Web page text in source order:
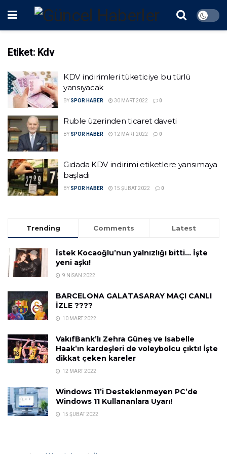
Etiket: Kdv
KDV indirimleri tüketiciye bu türlü
yansıyacak
BY SPOR HABER 30 MART 2022 0
Ruble üzerinden ticaret daveti
BY SPOR HABER 12 MART 2022 0
Gıdada KDV indirimi etiketlere yansımaya
başladı
BY SPOR HABER 15 ŞUBAT 2022 0
Trending Comments Latest
İstek Kocaoğlu’nun yalnızlığı bitti… İşte
yeni aşkı!
9 NISAN 2022
BARCELONA GALATASARAY MAÇI CANLI
İZLE ????
10 MART 2022
VakıfBank’lı Zehra Güneş ve Isabelle
Haak’ın kardeşleri de voleybolcu çıktı! İşte
dikkat çeken kareler
12 MART 2022
Windows 11’i Desteklenmeyen PC’de
Windows 11 Kullananlara Uyarı!
15 ŞUBAT 2022